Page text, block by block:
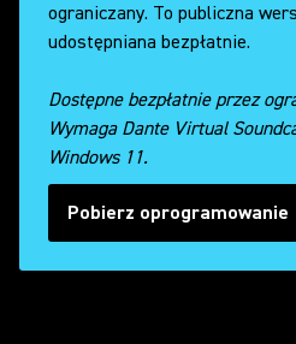
ograniczany. To publiczna
udostępniana bezpłatnie.
Dostępne bezpłatnie przez
Wymaga Dante Virtual
Windows 11.
Pobierz oprogramowanie